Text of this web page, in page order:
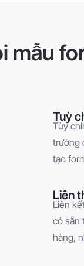
mẫu
Tuỳ
Tùy
trường
tạo
Liên
Liên
có sẵn
hàng,